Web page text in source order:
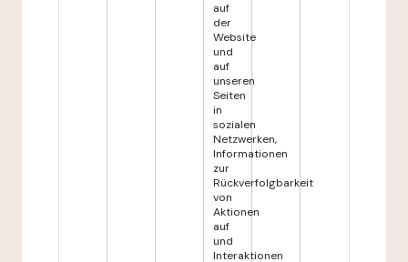
auf
der
Website
und
auf
unseren
Seiten
in
sozialen
Netzwerken,
Informationen
zur
Rückverfolgbarkeit
von
Aktionen
auf
und
Interaktionen